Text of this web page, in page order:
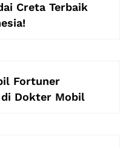
Creta Terbaik
Fortuner
Dokter Mobil